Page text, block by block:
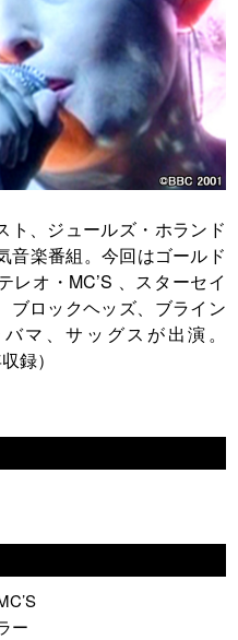
ト、ジュールズ・ホランド
音楽番組。今回はゴールド
オ・MC’S 、スターセイ
ブロックヘッズ、ブライン
マ、サッグスが出演。
録）
ー